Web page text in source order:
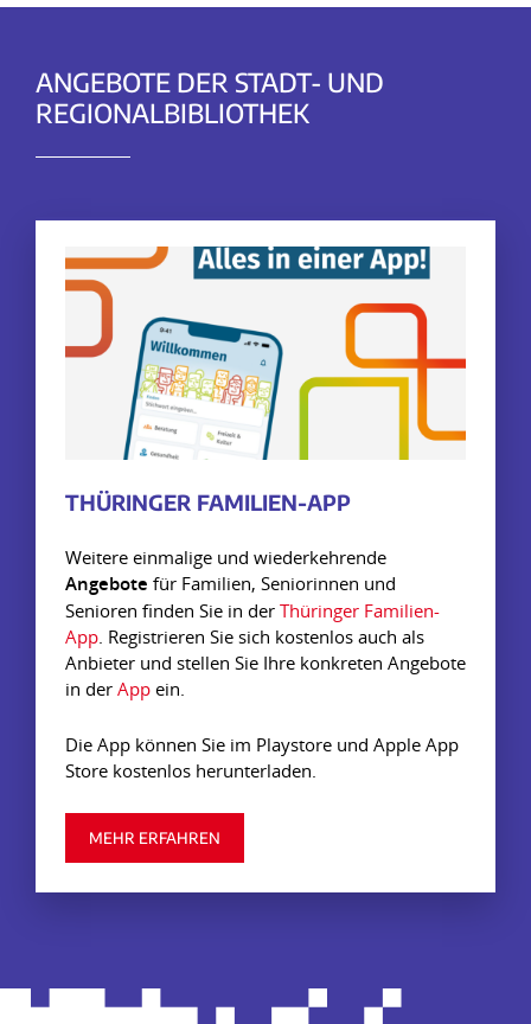
ANGEBOTE DER STADT- UND
REGIONALBIBLIOTHEK
THÜRINGER FAMILIEN-APP
Weitere einmalige und wiederkehrende
Angebote für Familien, Seniorinnen und
Senioren finden Sie in der Thüringer Familien-
App. Registrieren Sie sich kostenlos auch als
Anbieter und stellen Sie Ihre konkreten Angebote
in der App ein.
Die App können Sie im Playstore und Apple App
Store kostenlos herunterladen.
MEHR ERFAHREN